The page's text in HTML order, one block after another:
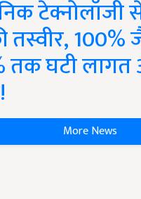
टेक्नोलॉजी
तस्वीर,
तक घटी लागत
More News